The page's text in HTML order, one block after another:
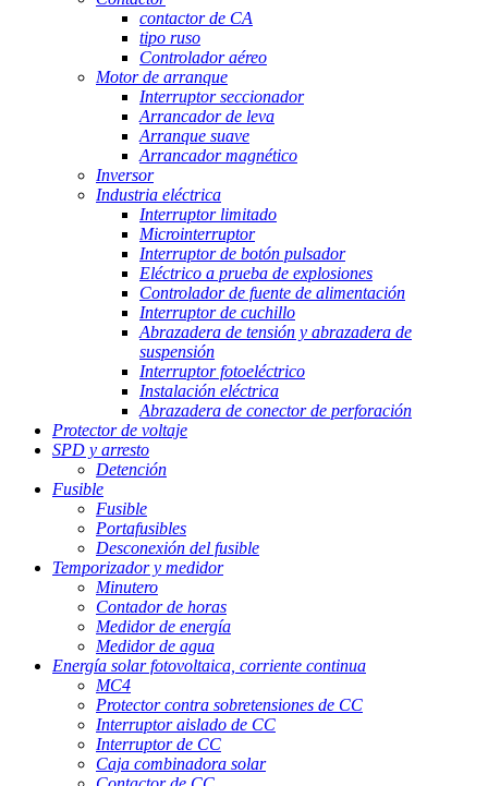
contactor de CA
tipo ruso
Controlador aéreo
Motor de arranque
Interruptor seccionador
Arrancador de leva
Arranque suave
Arrancador magnético
Inversor
Industria eléctrica
Interruptor limitado
Microinterruptor
Interruptor de botón pulsador
Eléctrico a prueba de explosiones
Controlador de fuente de alimentación
Interruptor de cuchillo
Abrazadera de tensión y abrazadera de
suspensión
Interruptor fotoeléctrico
Instalación eléctrica
Abrazadera de conector de perforación
Protector de voltaje
SPD y arresto
Detención
Fusible
Fusible
Portafusibles
Desconexión del fusible
Temporizador y medidor
Minutero
Contador de horas
Medidor de energía
Medidor de agua
Energía solar fotovoltaica, corriente continua
MC4
Protector contra sobretensiones de CC
Interruptor aislado de CC
Interruptor de CC
Caja combinadora solar